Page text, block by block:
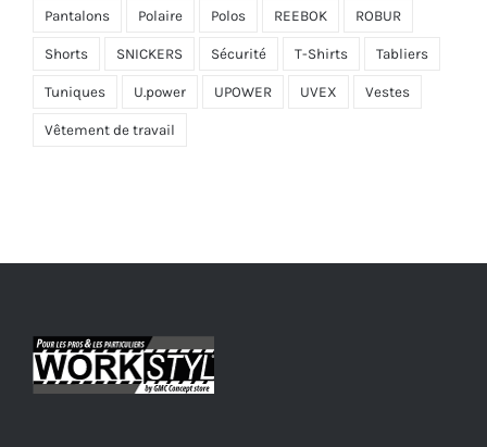
Pantalons Polaire Polos REEBOK ROBUR
Shorts SNICKERS Sécurité T-Shirts Tabliers
Tuniques U.power UPOWER UVEX Vestes
Vêtement de travail